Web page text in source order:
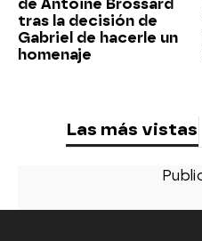
de Antoine Brossard
tras la decisión de
Gabriel de hacerle un
homenaje
Las más vistas